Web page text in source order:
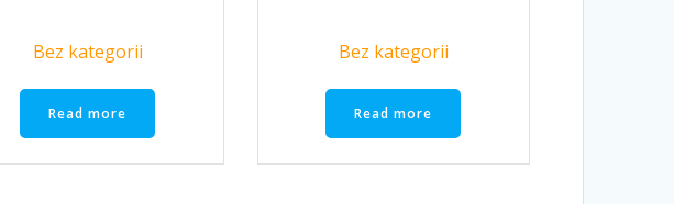
Bez kategorii
Read more
Bez kategorii
Read more